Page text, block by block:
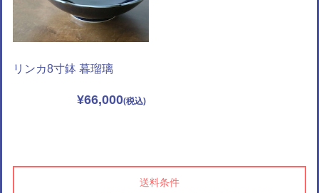
リンカ8寸鉢 暮瑠璃
¥66,000
送料条件